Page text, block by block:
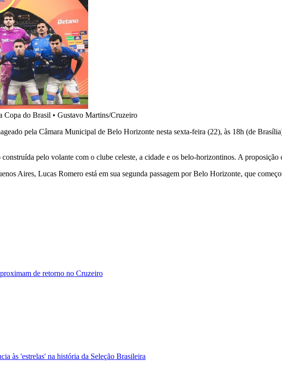
Copa do Brasil • Gustavo Martins/Cruzeiro
pela Câmara Municipal de Belo Horizonte nesta sexta-feira (22), às 18h (de
pelo volante com o clube celeste, a cidade e os belo-horizontinos. A
Aires, Lucas Romero está em sua segunda passagem por Belo Horizonte, que
de retorno no Cruzeiro
às 'estrelas' na história da Seleção Brasileira